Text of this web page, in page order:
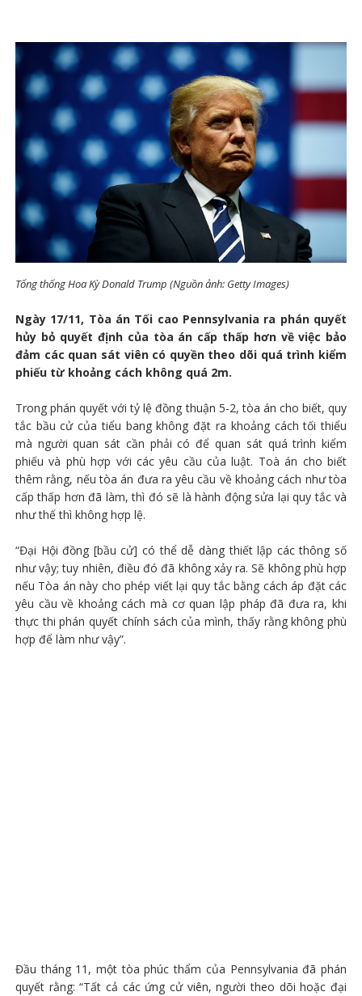
Tổng thống Hoa Kỳ Donald Trump (Nguồn ảnh: Getty Images)
Ngày 17/11, Tòa án Tối cao Pennsylvania ra phán quyết
hủy bỏ quyết định của tòa án cấp thấp hơn về việc bảo
đảm các quan sát viên có quyền theo dõi quá trình kiểm
phiếu từ khoảng cách không quá 2m.
Trong phán quyết với tỷ lệ đồng thuận 5-2, tòa án cho biết, quy
tắc bầu cử của tiểu bang không đặt ra khoảng cách tối thiểu
mà người quan sát ​​cần phải có để quan sát quá trình kiểm
phiếu và phù hợp với các yêu cầu của luật. Toà án cho biết
thêm rằng, nếu tòa án đưa ra yêu cầu về khoảng cách như tòa
cấp thấp hơn đã làm, thì đó sẽ là hành động sửa lại quy tắc và
như thế thì không hợp lệ.
“Đại Hội đồng [bầu cử] có thể dễ dàng thiết lập các thông số
như vậy; tuy nhiên, điều đó đã không xảy ra. Sẽ không phù hợp
nếu Tòa án này cho phép viết lại quy tắc bằng cách áp đặt các
yêu cầu về khoảng cách mà cơ quan lập pháp đã đưa ra, khi
thực thi phán quyết chính sách của mình, thấy rằng không phù
hợp để làm như vậy”.
Đầu tháng 11, một tòa phúc thẩm của Pennsylvania đã phán
quyết rằng: “Tất cả các ứng cử viên, người theo dõi hoặc đại